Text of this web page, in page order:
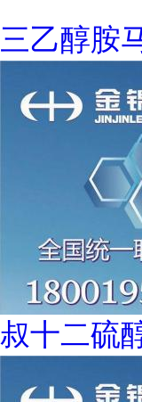
三乙醇胺
叔十二硫